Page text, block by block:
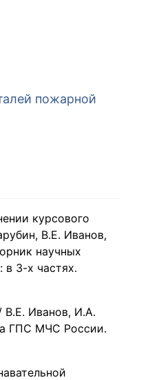
пожарной
курсового
В.Е. Иванов,
научных
3-х частях.
В.Е. Иванов, И.А.
ГПС МЧС России.